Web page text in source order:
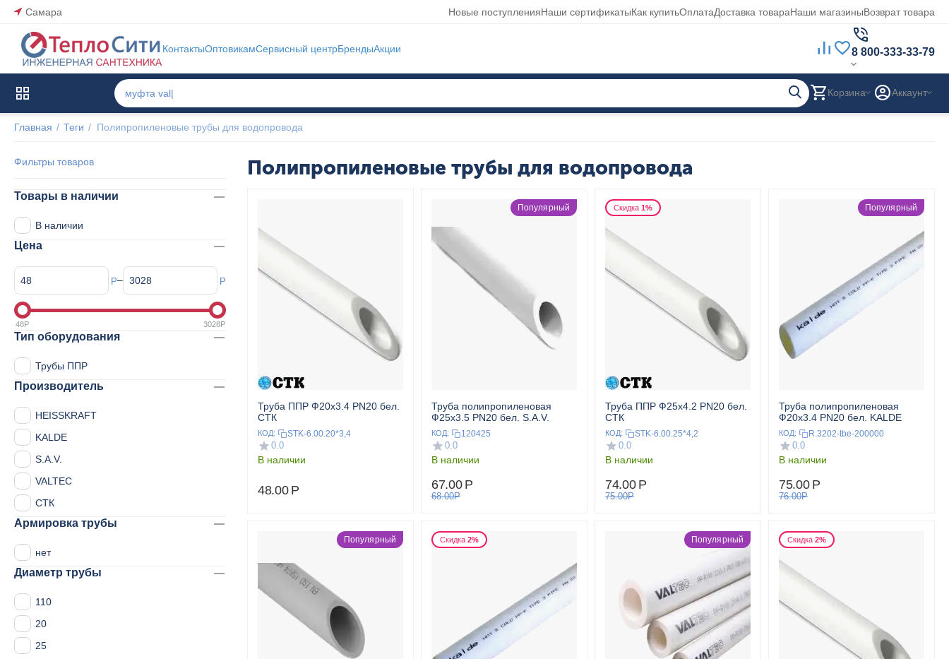
Самара Новые поступленияНаши сертификатыКак купитьОплатаДоставка товараНаши магазиныВозврат товара
КонтактыОптовикамСервисный центрБрендыАкции 8 800-333-33-79
Корзина Аккаунт
Главная / Теги / Полипропиленовые трубы для водопровода
Полипропиленовые трубы для водопровода
Труба ППР Ф20x3.4 PN20 бел.
СТК
КОД: STK-6.00.20*3,4
0.0
В наличии
48.00 Р
Популярный
Труба полипропиленовая
Ф25x3.5 PN20 бел. S.A.V.
КОД: 120425
0.0
В наличии
67.00 Р
68.00Р
Скидка 1%
Труба ППР Ф25x4.2 PN20 бел.
СТК
КОД: STK-6.00.25*4,2
0.0
В наличии
74.00 Р
75.00Р
Популярный
Труба полипропиленовая
Ф20x3.4 PN20 бел. KALDE
КОД: R.3202-tbe-200000
0.0
В наличии
75.00 Р
76.00Р
Популярный Скидка 2% Популярный Скидка 2%
Фильтры товаров
Товары в наличии
В наличии
Цена
Р– Р
48Р 3028Р
Тип оборудования
Трубы ППР
Производитель
HEISSKRAFT
KALDE
S.A.V.
VALTEC
СТК
Армировка трубы
нет
Диаметр трубы
110
20
25